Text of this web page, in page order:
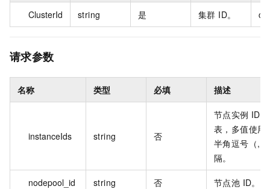
ClusterId string 是 集群 ID。
请求参数
名称 类型 必填 描述
instanceIds string 否
节点实例 ID
表，多值使用
半角逗号（,
隔。
nodepool_id string 否 节点池 ID。